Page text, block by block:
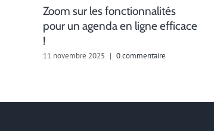
Zoom sur les fonctionnalités
pour un agenda en ligne efficace
!
11 novembre 2025 | 0 commentaire